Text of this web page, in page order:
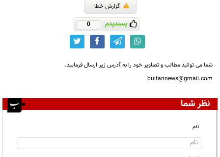
گزارش خطا
پسندیدم 0
شما می توانید مطالب و تصاویر خود را به آدرس زیر ارسال فرمایید.
bultannews@gmail.com
نظر شما
نام